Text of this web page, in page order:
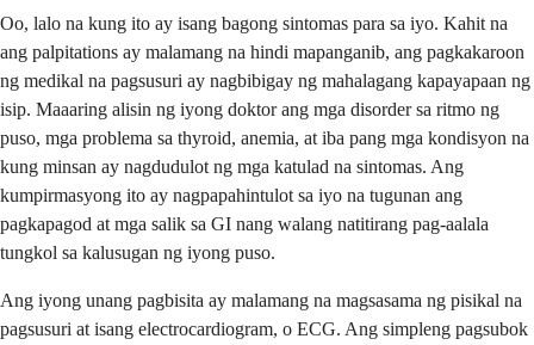
Oo, lalo na kung ito ay isang bagong sintomas para sa iyo. Kahit na
ang palpitations ay malamang na hindi mapanganib, ang pagkakaroon
ng medikal na pagsusuri ay nagbibigay ng mahalagang kapayapaan ng
isip. Maaaring alisin ng iyong doktor ang mga disorder sa ritmo ng
puso, mga problema sa thyroid, anemia, at iba pang mga kondisyon na
kung minsan ay nagdudulot ng mga katulad na sintomas. Ang
kumpirmasyong ito ay nagpapahintulot sa iyo na tugunan ang
pagkapagod at mga salik sa GI nang walang natitirang pag-aalala
tungkol sa kalusugan ng iyong puso.
Ang iyong unang pagbisita ay malamang na magsasama ng pisikal na
pagsusuri at isang electrocardiogram, o ECG. Ang simpleng pagsubok